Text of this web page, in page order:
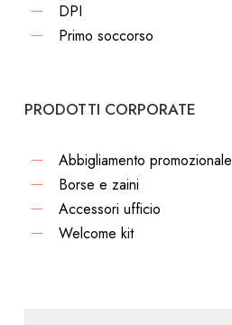
DPI
Primo soccorso
PRODOTTI CORPORATE
Abbigliamento promozionale
Borse e zaini
Accessori ufficio
Welcome kit